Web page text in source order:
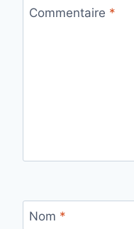
Commentaire *
Nom *